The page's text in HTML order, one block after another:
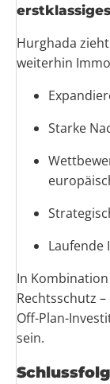
Hurghada
weiterhin
Starke
In
Rechtsschutz
Off-Plan-
sein.